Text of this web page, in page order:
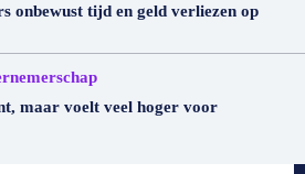
onbewust tijd en geld verliezen op
maar voelt veel hoger voor